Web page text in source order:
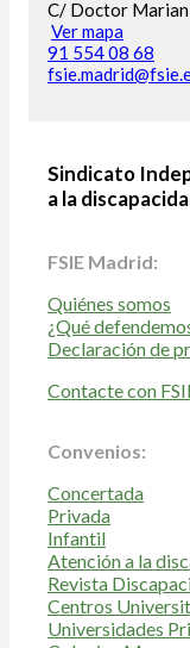
C/ Doctor
Ver mapa
91 554 08 68
Sindicato
a la
FSIE Madrid:
Quiénes somos
¿Qué
Declaración de
Contacte con
Convenios:
Concertada
Privada
Infantil
Atención a la
Revista
Centros
Universidades